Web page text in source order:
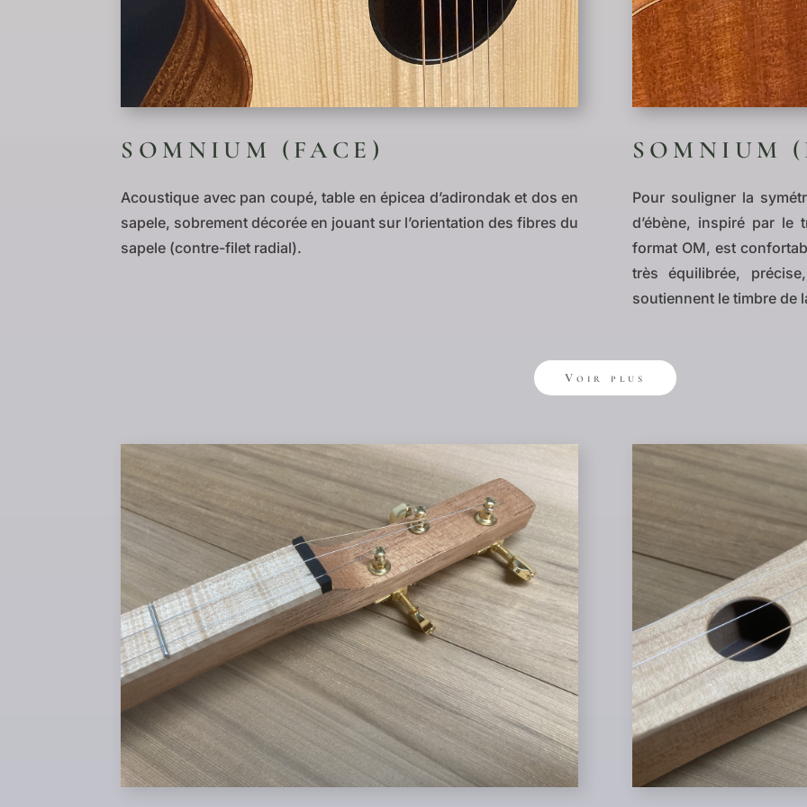
SOMNIUM (FACE)
Acoustique avec pan coupé, table en épicea d’adirondak et dos en
sapele, sobrement décorée en jouant sur l’orientation des fibres du
sapele (contre-filet radial).
SOMNIUM
Pour souligner la
d’ébène, inspiré par le
format OM, est
très équilibrée,
soutiennent le timbre de
Voir plus